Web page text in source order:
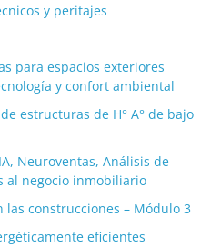
y peritajes
para espacios exteriores
y confort ambiental
estructuras de H° A° de bajo
Neuroventas, Análisis de
al negocio inmobiliario
las construcciones – Módulo 3
eficientes